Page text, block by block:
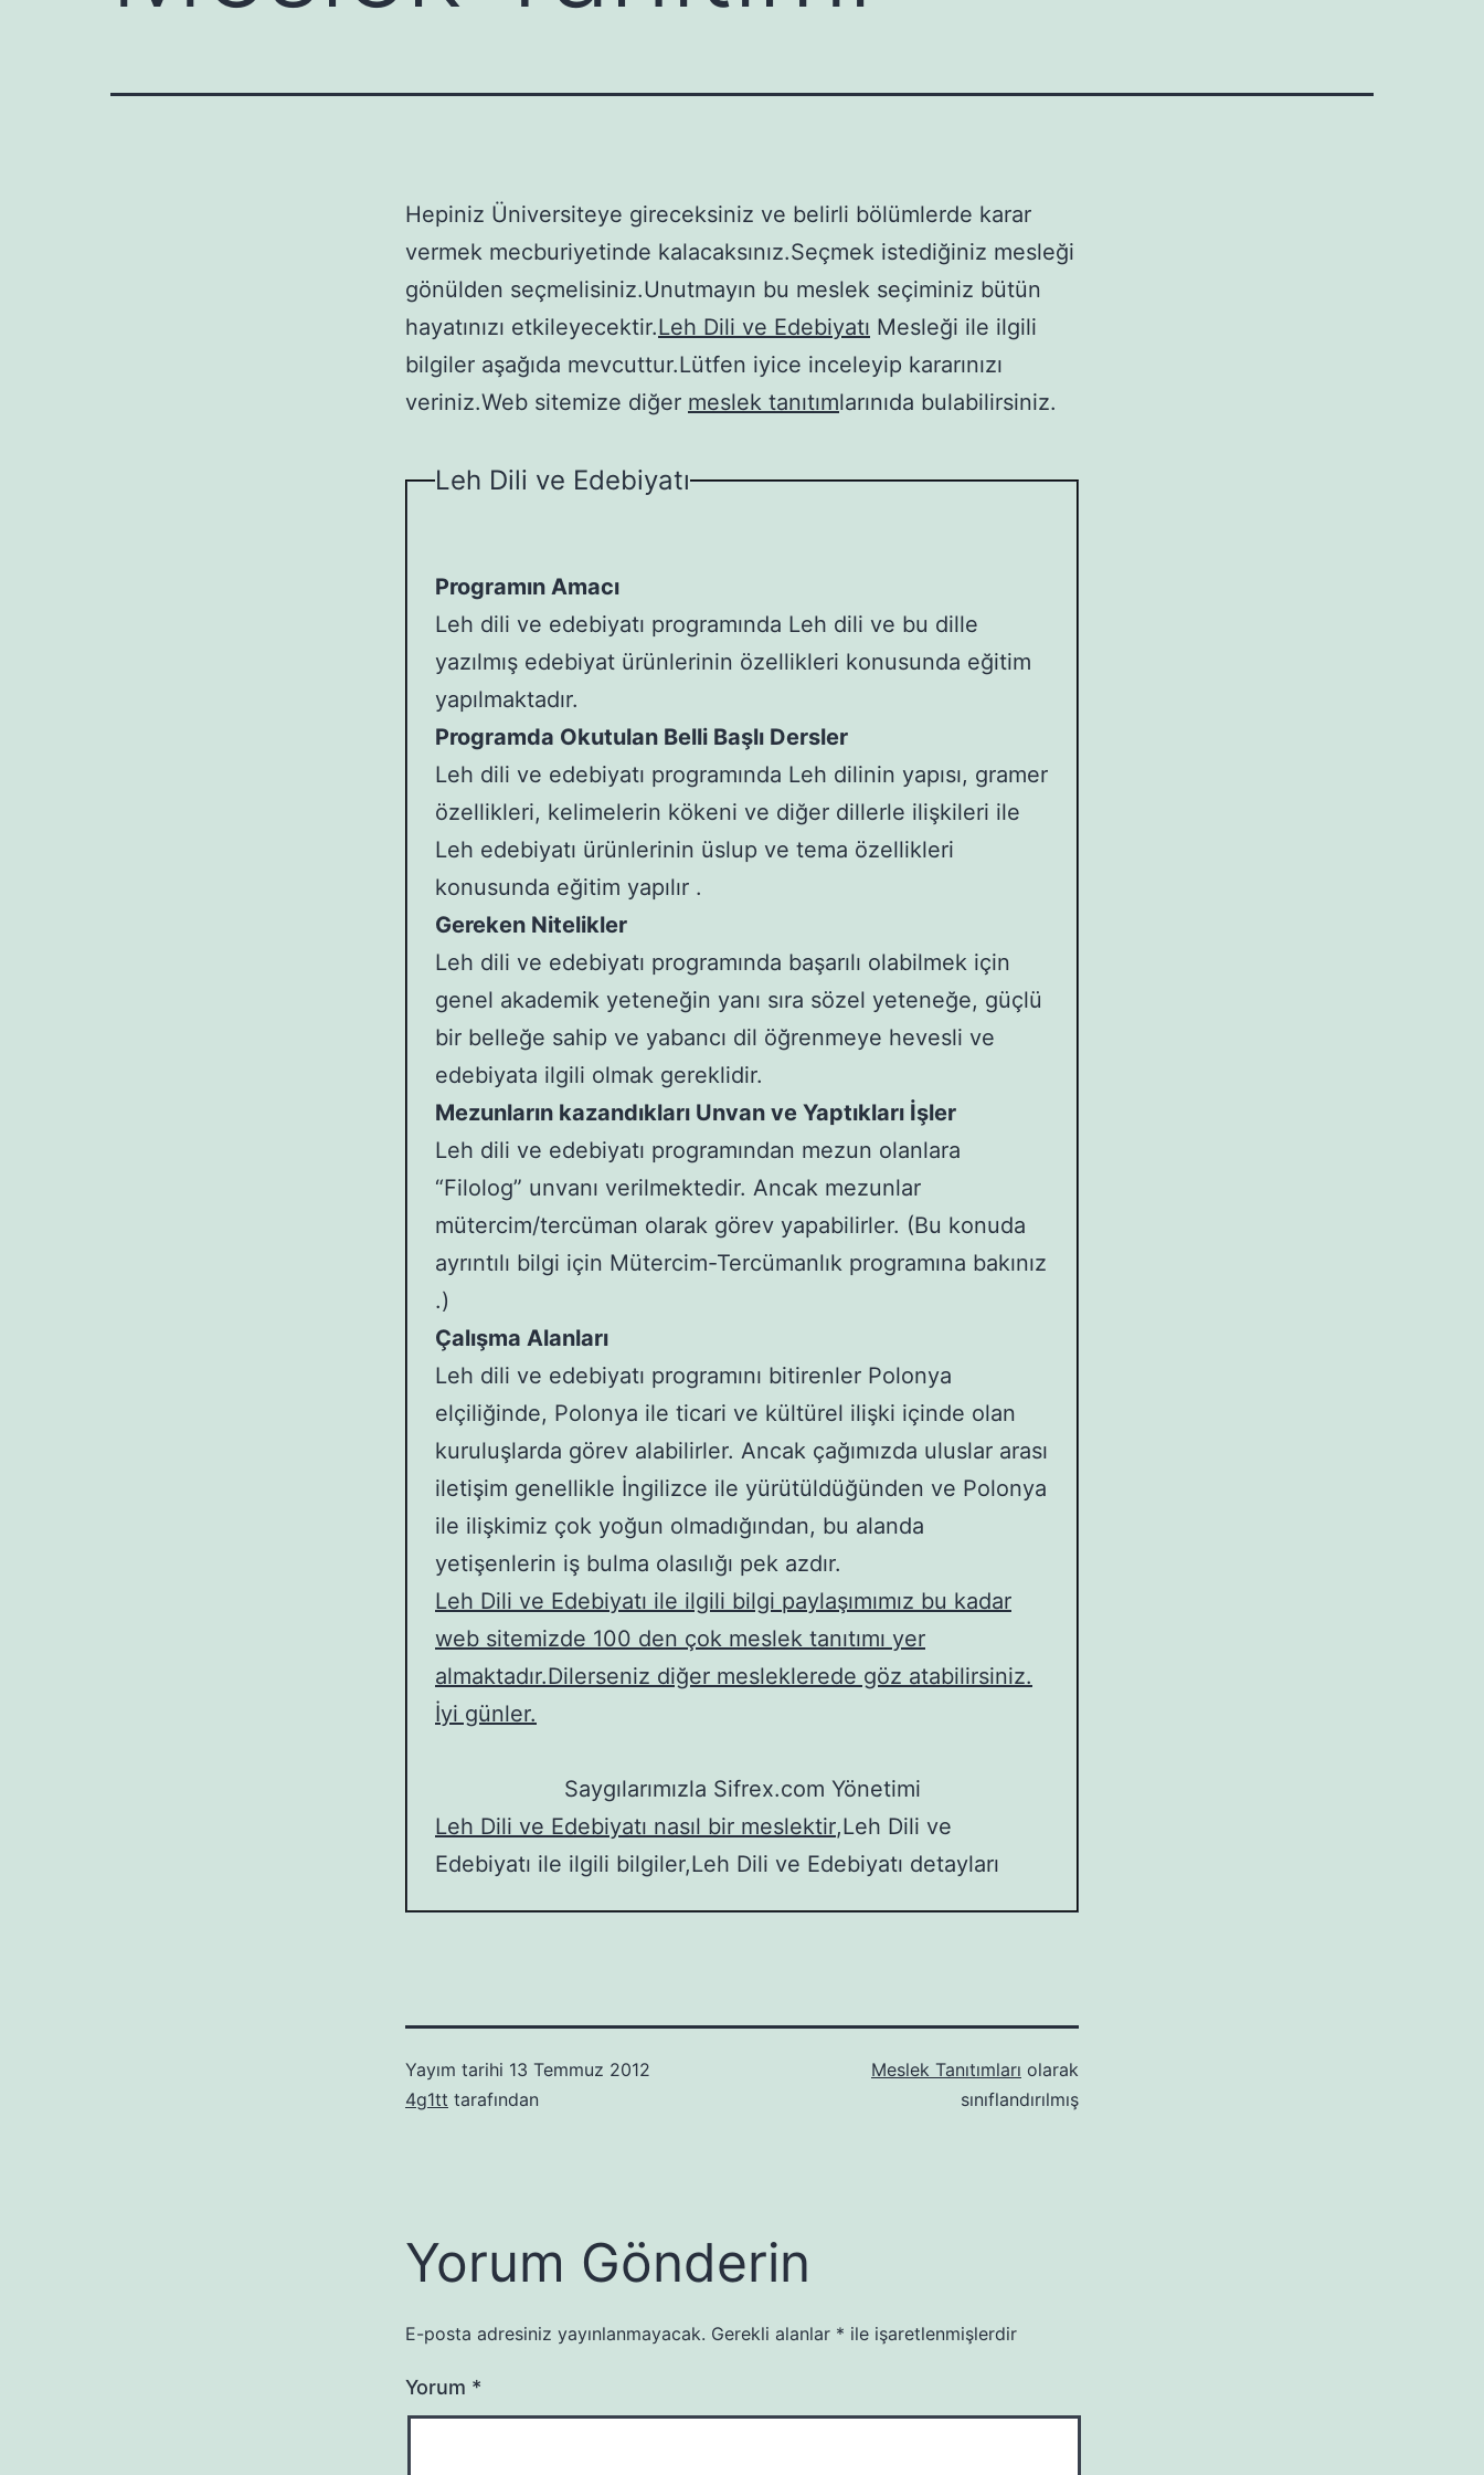
Hepiniz Üniversiteye gireceksiniz ve belirli bölümlerde karar
vermek mecburiyetinde kalacaksınız.Seçmek istediğiniz mesleği
gönülden seçmelisiniz.Unutmayın bu meslek seçiminiz bütün
hayatınızı etkileyecektir.Leh Dili ve Edebiyatı Mesleği ile ilgili
bilgiler aşağıda mevcuttur.Lütfen iyice inceleyip kararınızı
veriniz.Web sitemize diğer meslek tanıtımlarınıda bulabilirsiniz.
Leh Dili ve Edebiyatı
Programın Amacı
Leh dili ve edebiyatı programında Leh dili ve bu dille
yazılmış edebiyat ürünlerinin özellikleri konusunda eğitim
yapılmaktadır.
Programda Okutulan Belli Başlı Dersler
Leh dili ve edebiyatı programında Leh dilinin yapısı, gramer
özellikleri, kelimelerin kökeni ve diğer dillerle ilişkileri ile
Leh edebiyatı ürünlerinin üslup ve tema özellikleri
konusunda eğitim yapılır .
Gereken Nitelikler
Leh dili ve edebiyatı programında başarılı olabilmek için
genel akademik yeteneğin yanı sıra sözel yeteneğe, güçlü
bir belleğe sahip ve yabancı dil öğrenmeye hevesli ve
edebiyata ilgili olmak gereklidir.
Mezunların kazandıkları Unvan ve Yaptıkları İşler
Leh dili ve edebiyatı programından mezun olanlara
“Filolog” unvanı verilmektedir. Ancak mezunlar
mütercim/tercüman olarak görev yapabilirler. (Bu konuda
ayrıntılı bilgi için Mütercim-Tercümanlık programına bakınız
.)
Çalışma Alanları
Leh dili ve edebiyatı programını bitirenler Polonya
elçiliğinde, Polonya ile ticari ve kültürel ilişki içinde olan
kuruluşlarda görev alabilirler. Ancak çağımızda uluslar arası
iletişim genellikle İngilizce ile yürütüldüğünden ve Polonya
ile ilişkimiz çok yoğun olmadığından, bu alanda
yetişenlerin iş bulma olasılığı pek azdır.
Leh Dili ve Edebiyatı ile ilgili bilgi paylaşımımız bu kadar
web sitemizde 100 den çok meslek tanıtımı yer
almaktadır.Dilerseniz diğer mesleklerede göz atabilirsiniz.
İyi günler.
Saygılarımızla Sifrex.com Yönetimi
Leh Dili ve Edebiyatı nasıl bir meslektir,Leh Dili ve
Edebiyatı ile ilgili bilgiler,Leh Dili ve Edebiyatı detayları
Yayım tarihi 13 Temmuz 2012
4g1tt tarafından
Meslek Tanıtımları olarak
sınıflandırılmış
Yorum Gönderin
E-posta adresiniz yayınlanmayacak. Gerekli alanlar * ile işaretlenmişlerdir
Yorum *